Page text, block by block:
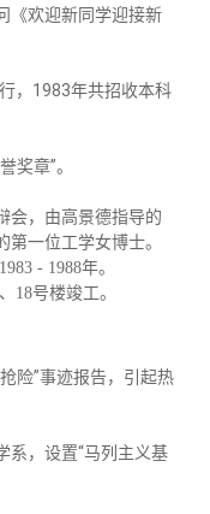
《欢迎新同学迎接新
，1983年共招收本科
奖章”。
会，由高景德指导的
一位工学女博士。
- 1988年。
18号楼竣工。
险”事迹报告，引起热
系，设置“马列主义基